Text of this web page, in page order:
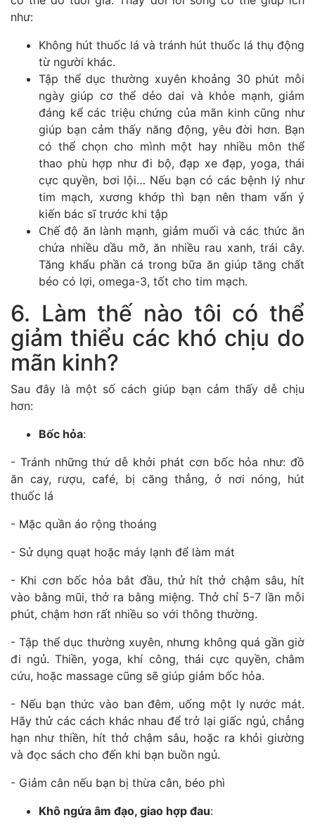
như:
Không hút thuốc lá và tránh hút thuốc lá thụ động
từ người khác.
Tập thể dục thường xuyên khoảng 30 phút mỗi
ngày giúp cơ thể dẻo dai và khỏe mạnh, giảm
đáng kể các triệu chứng của mãn kinh cũng như
giúp bạn cảm thấy năng động, yêu đời hơn. Bạn
có thể chọn cho mình một hay nhiều môn thể
thao phù hợp như đi bộ, đạp xe đạp, yoga, thái
cực quyền, bơi lội… Nếu bạn có các bệnh lý như
tim mạch, xương khớp thì bạn nên tham vấn ý
kiến bác sĩ trước khi tập
Chế độ ăn lành mạnh, giảm muối và các thức ăn
chứa nhiều dầu mỡ, ăn nhiều rau xanh, trái cây.
Tăng khẩu phần cá trong bữa ăn giúp tăng chất
béo có lợi, omega-3, tốt cho tim mạch.
6. Làm thế nào tôi có thể
giảm thiểu các khó chịu do
mãn kinh?
Sau đây là một số cách giúp bạn cảm thấy dễ chịu
hơn:
Bốc hỏa:
- Tránh những thứ dễ khởi phát cơn bốc hỏa như: đồ
ăn cay, rượu, café, bị căng thẳng, ở nơi nóng, hút
thuốc lá
- Mặc quần áo rộng thoáng
- Sử dụng quạt hoặc máy lạnh để làm mát
- Khi cơn bốc hỏa bắt đầu, thử hít thở chậm sâu, hít
vào bằng mũi, thở ra bằng miệng. Thở chỉ 5-7 lần mỗi
phút, chậm hơn rất nhiều so với thông thường.
- Tập thể dục thường xuyên, nhưng không quá gần giờ
đi ngủ. Thiền, yoga, khí công, thái cực quyền, châm
cứu, hoặc massage cũng sẽ giúp giảm bốc hỏa.
- Nếu bạn thức vào ban đêm, uống một ly nước mát.
Hãy thử các cách khác nhau để trở lại giấc ngủ, chẳng
hạn như thiền, hít thở chậm sâu, hoặc ra khỏi giường
và đọc sách cho đến khi bạn buồn ngủ.
- Giảm cân nếu bạn bị thừa cân, béo phì
Khô ngứa âm đạo, giao hợp đau: